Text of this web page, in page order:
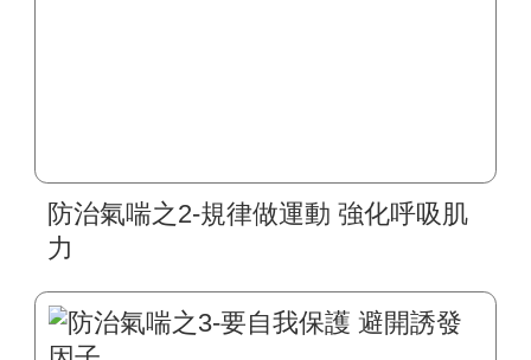
防治氣喘之2-規律做運動 強化呼吸肌
力